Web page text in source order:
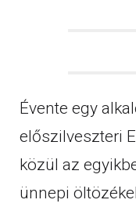
Évente egy
előszilveszteri
közül az
ünnepi